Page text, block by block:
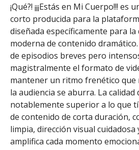
¡Qué?! ¡¡¡Estás en Mi Cuerpo!!!
corto producida para la
diseñada específicamente para la
moderna de contenido
de episodios breves pero
magistralmente el formato de
mantener un ritmo frenético que
la audiencia se aburra. La calidad
notablemente superior a lo que
de contenido de corta duración,
limpia, dirección visual cuidadosa
amplifica cada momento